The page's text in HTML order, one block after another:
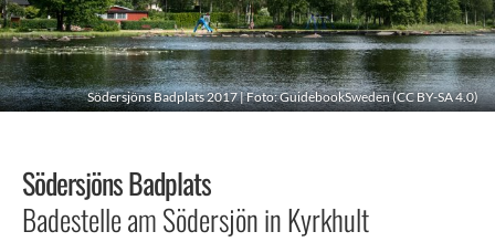
Södersjöns Badplats 2017 | Foto: GuidebookSweden (CC BY-SA 4.0)
Södersjöns Badplats
Badestelle am Södersjön in Kyrkhult